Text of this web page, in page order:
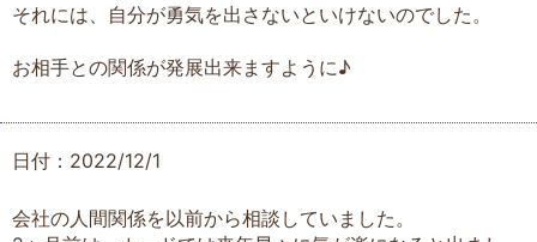
それには、自分が勇気を出さないといけないのでした。
お相手との関係が発展出来ますように♪
日付：2022/12/1
会社の人間関係を以前から相談していました。